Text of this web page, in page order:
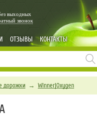
звонок
выходных
ОТЗЫВЫ КОНТАКТЫ
дорожки → Winner|Oxygen